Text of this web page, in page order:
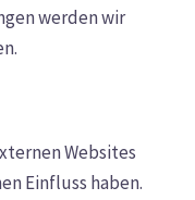
werden wir
Websites
Einfluss haben.